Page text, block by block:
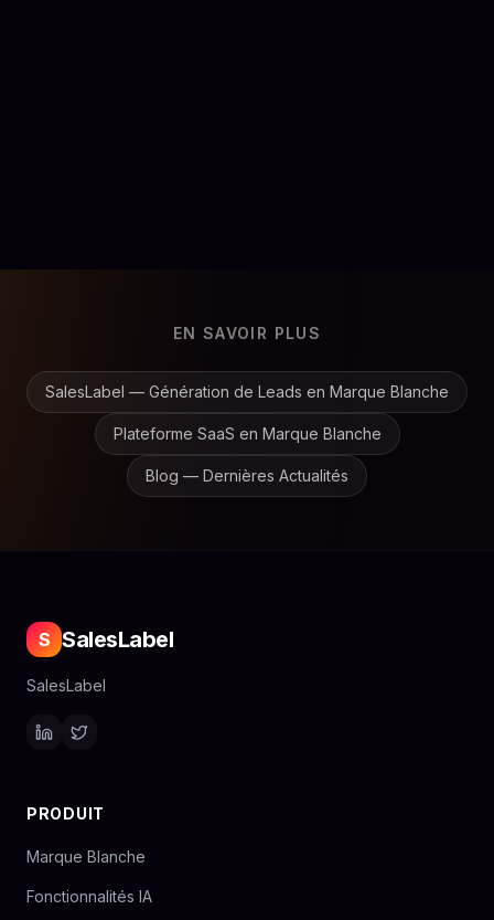
EN SAVOIR PLUS
SalesLabel — Génération de Leads en Marque Blanche
Plateforme SaaS en Marque Blanche
Blog — Dernières Actualités
S SalesLabel
SalesLabel
PRODUIT
Marque Blanche
Fonctionnalités IA